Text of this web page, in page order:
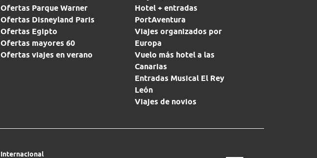
Ofertas Parque Warner
Ofertas Disneyland Paris
Ofertas Egipto
Ofertas mayores 60
Ofertas viajes en verano
Hotel + entradas
PortAventura
Viajes organizados por
Europa
Vuelo más hotel a las
Canarias
Entradas Musical El Rey
León
Viajes de novios
Internacional